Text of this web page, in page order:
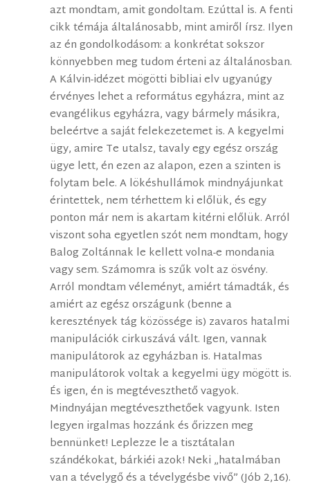
azt mondtam, amit gondoltam. Ezúttal is. A fenti
cikk témája általánosabb, mint amiről írsz. Ilyen
az én gondolkodásom: a konkrétat sokszor
könnyebben meg tudom érteni az általánosban.
A Kálvin-idézet mögötti bibliai elv ugyanúgy
érvényes lehet a református egyházra, mint az
evangélikus egyházra, vagy bármely másikra,
beleértve a saját felekezetemet is. A kegyelmi
ügy, amire Te utalsz, tavaly egy egész ország
ügye lett, én ezen az alapon, ezen a szinten is
folytam bele. A lökéshullámok mindnyájunkat
érintettek, nem térhettem ki előlük, és egy
ponton már nem is akartam kitérni előlük. Arról
viszont soha egyetlen szót nem mondtam, hogy
Balog Zoltánnak le kellett volna-e mondania
vagy sem. Számomra is szűk volt az ösvény.
Arról mondtam véleményt, amiért támadták, és
amiért az egész országunk (benne a
keresztények tág közössége is) zavaros hatalmi
manipulációk cirkuszává vált. Igen, vannak
manipulátorok az egyházban is. Hatalmas
manipulátorok voltak a kegyelmi ügy mögött is.
És igen, én is megtéveszthető vagyok.
Mindnyájan megtéveszthetőek vagyunk. Isten
legyen irgalmas hozzánk és őrizzen meg
bennünket! Leplezze le a tisztátalan
szándékokat, bárkiéi azok! Neki „hatalmában
van a tévelygő és a tévelygésbe vivő” (Jób 2,16).